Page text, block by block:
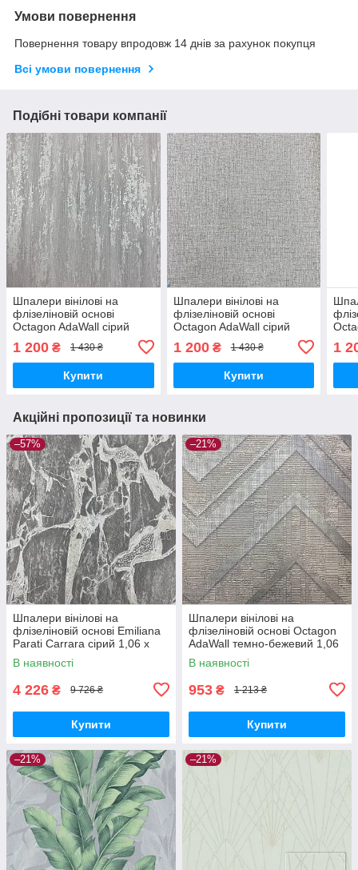
Умови повернення
Повернення товару впродовж 14 днів за рахунок покупця
Всі умови повернення
Подібні товари компанії
Шпалери вінілові на
флізеліновій основі
Octagon AdaWall сірий
1 200 ₴ 1 430 ₴
Купити
Шпалери вінілові на
флізеліновій основі
Octagon AdaWall сірий
1 200₴ 1 430 ₴
Купити
1
Акційні пропозиції та новинки
–57%
Шпалери вінілові на
флізеліновій основі Emiliana
Parati Carrara сірий 1,06 х
10,05м (84608)
В наявності
4 226 ₴ 9 726 ₴
Купити
–21%
Шпалери вінілові на
флізеліновій основі Octagon
AdaWall темно-бежевий 1,06
х 10,05м (1207-2)
В наявності
953 ₴ 1 213 ₴
Купити
–21% –21%